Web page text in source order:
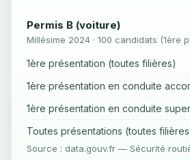
Permis B (voiture)
Millésime 2024 · 100 candidats (1ère
1ère présentation (toutes filières)
1ère présentation en conduite
1ère présentation en conduite
Toutes présentations (toutes
Source : data.gouv.fr — Sécurité